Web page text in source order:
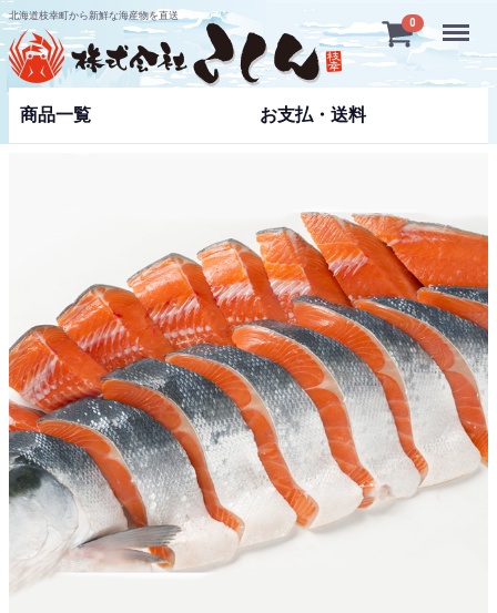
北海道枝幸町から新鮮な海産物を直送
0
商品一覧 お支払・送料
Menu